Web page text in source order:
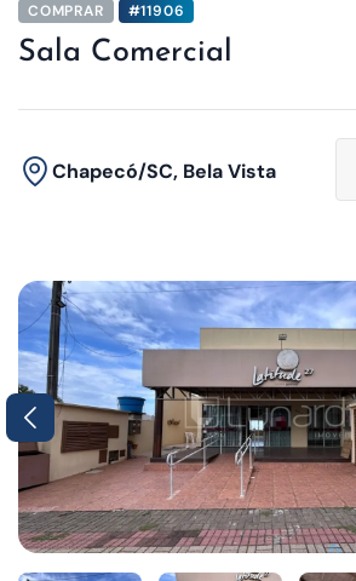
COMPRAR #11906
Sala Comercial
Chapecó/SC, Bela Vista